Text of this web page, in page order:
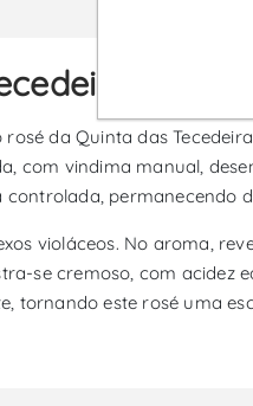
-
da Quinta das
com vindima manual,
permanecendo
violáceos. No aroma,
se cremoso, com acidez
tornando este rosé uma